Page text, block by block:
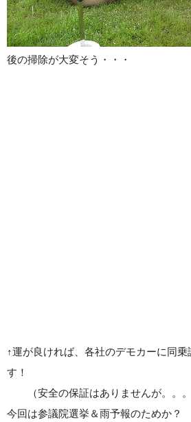
後の掃除が大変そう・・・
↑運が良ければ、各社のデモカーに同乗
す！
（安全の保証はありませんが。
今回は参議院選挙＆雨予報のためか？